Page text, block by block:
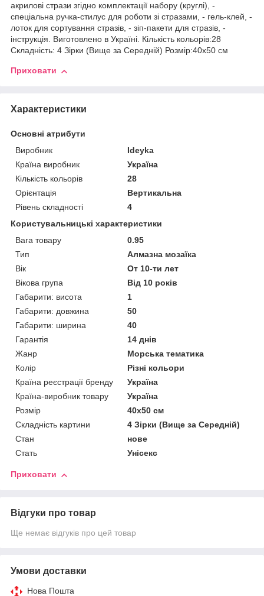
акрилові стрази згідно комплектації набору (круглі), -
спеціальна ручка-стилус для роботи зі стразами, - гель-клей, -
лоток для сортування стразів, - зіп-пакети для стразів, -
інструкція. Виготовлено в Україні. Кількість кольорів:28
Складність: 4 Зірки (Вище за Середній) Розмір:40х50 см
Приховати
Характеристики
Основні атрибути
Виробник
Ideyka
Країна виробник
Україна
Кількість кольорів
28
Орієнтація
Вертикальна
Рівень складності
4
Користувальницькі характеристики
Вага товару
0.95
Тип
Алмазна мозаїка
Вік
От 10-ти лет
Вікова група
Від 10 років
Габарити: висота
1
Габарити: довжина
50
Габарити: ширина
40
Гарантія
14 днів
Жанр
Морська тематика
Колір
Різні кольори
Країна реєстрації бренду
Україна
Країна-виробник товару
Україна
Розмір
40х50 см
Складність картини
4 Зірки (Вище за Середній)
Стан
нове
Стать
Унісекс
Приховати
Відгуки про товар
Ще немає відгуків про цей товар
Умови доставки
Нова Пошта